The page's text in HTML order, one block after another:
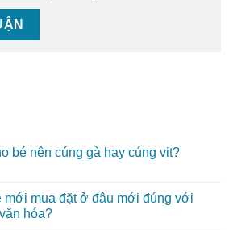
bé nên cúng gà hay cúng vịt?
mới mua đặt ở đâu mới đúng với
hóa?